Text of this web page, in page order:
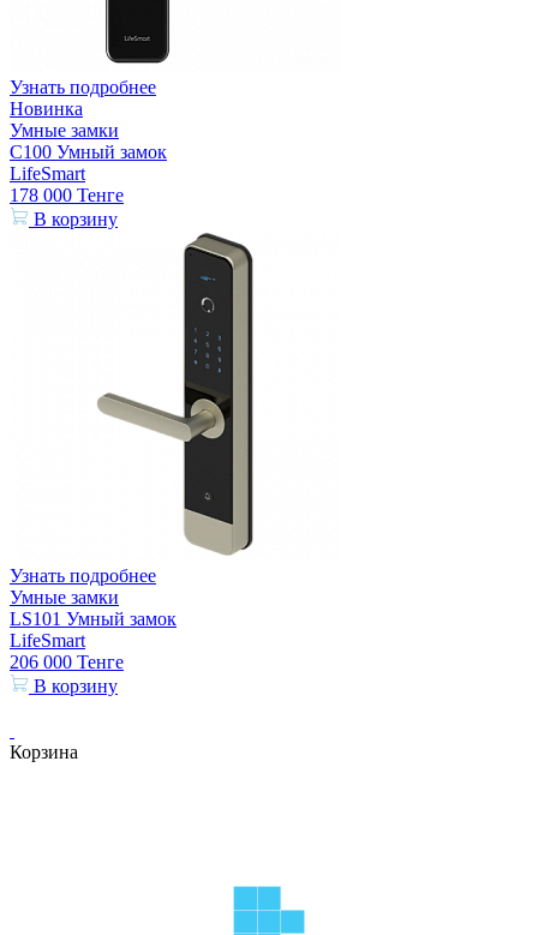
Узнать подробнее
Новинка
Умные замки
C100 Умный замок
LifeSmart
178 000 Тенге
В корзину
Узнать подробнее
Умные замки
LS101 Умный замок
LifeSmart
206 000 Тенге
В корзину
Корзина